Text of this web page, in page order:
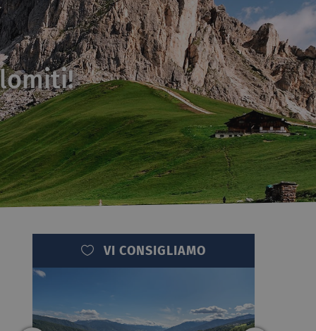
VI CONSIGLIAMO